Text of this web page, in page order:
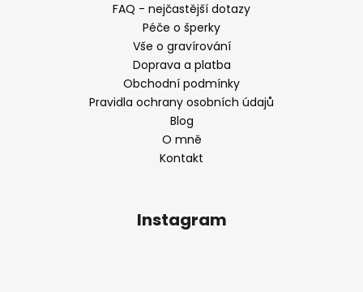
FAQ - nejčastější dotazy
Péče o šperky
Vše o gravírování
Doprava a platba
Obchodní podmínky
Pravidla ochrany osobních údajů
Blog
O mně
Kontakt
Instagram